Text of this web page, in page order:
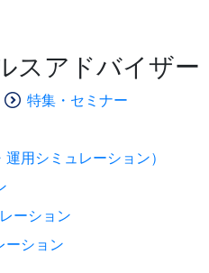
スアドバイザー
特集・セミナー
用シミュレーション）
ーション
ーション